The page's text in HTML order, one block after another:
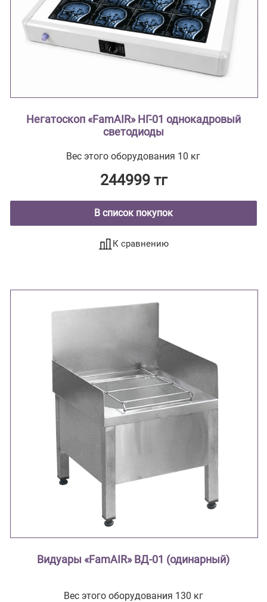
Негатоскоп «FamAIR» НГ-01 однокадровый
светодиоды
Вес этого оборудования 10 кг
244999 тг
В список покупок
К сравнению
Видуары «FamAIR» ВД-01 (одинарный)
Вес этого оборудования 130 кг